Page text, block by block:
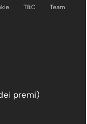
T&C
Team
premi)